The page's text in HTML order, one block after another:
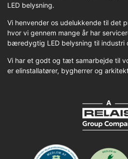
LED belysning.
Vi henvender os udelukkende til det
hvor vi gennem mange år har
bæredygtig LED belysning til industri
Vi har et godt og tæt samarbejde til
er elinstallatører, bygherrer og